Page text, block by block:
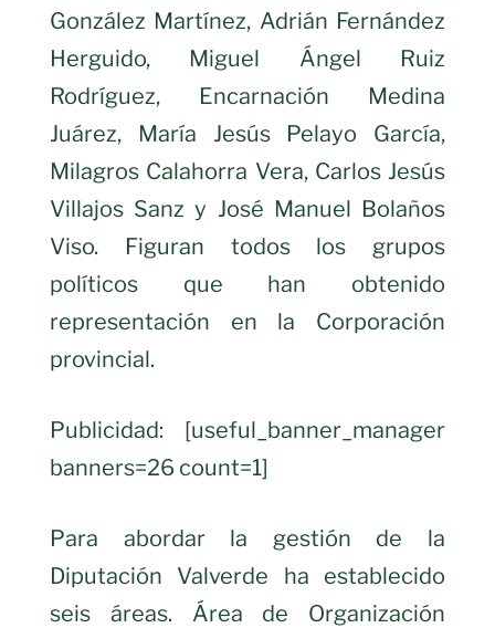
González Martínez, Adrián Fernández
Herguido, Miguel Ángel Ruiz
Rodríguez, Encarnación Medina
Juárez, María Jesús Pelayo García,
Milagros Calahorra Vera, Carlos Jesús
Villajos Sanz y José Manuel Bolaños
Viso. Figuran todos los grupos
políticos que han obtenido
representación en la Corporación
provincial.
Publicidad: [useful_banner_manager
banners=26 count=1]
Para abordar la gestión de la
Diputación Valverde ha establecido
seis áreas. Área de Organización